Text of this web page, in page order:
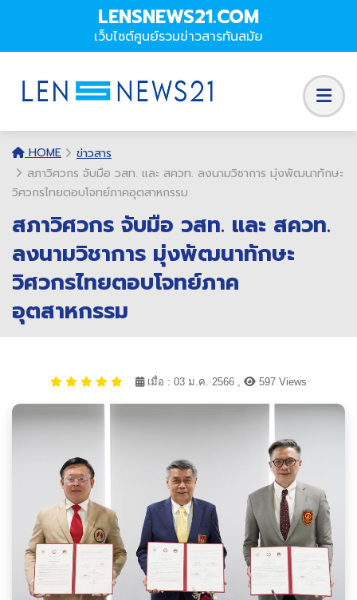
LENSNEWS21.COM
เว็บไซต์ศูนย์รวมข่าวสารทันสมัย
HOME
ข่าวสาร
สภาวิศวกร จับมือ วสท. และ สควท. ลงนามวิชาการ มุ่งพัฒนาทักษะ
วิศวกรไทยตอบโจทย์ภาคอุตสาหกรรม
สภาวิศวกร จับมือ วสท. และ สควท.
ลงนามวิชาการ มุ่งพัฒนาทักษะ
วิศวกรไทยตอบโจทย์ภาค
อุตสาหกรรม
เมื่อ : 03 ม.ค. 2566 , 597 Views